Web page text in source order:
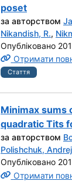
poset
за авторством
Nikandish, R.,
Опубліковано
Отримати
Стаття
Minimax sums
quadratic Tits
за авторством
Polishchuk,
Опубліковано
Отримати